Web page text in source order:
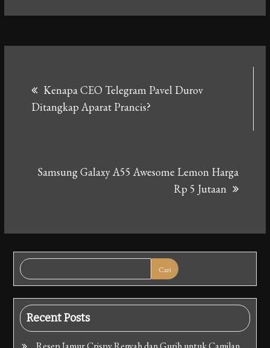
pos
Kenapa CEO Telegram Pavel Durov
Ditangkap Aparat Prancis?
Samsung Galaxy A55 Awesome Lemon Harga
Rp 5 Jutaan
Cari
Recent Posts